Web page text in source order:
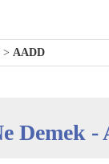
> AADD
Demek -